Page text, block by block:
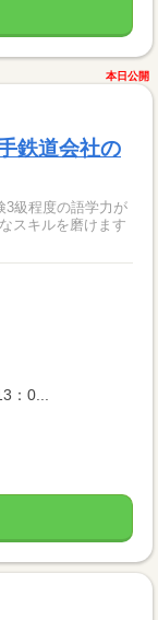
本日公開
鉄道会社の
3級程度の語学力が
スキルを磨けます
：0...